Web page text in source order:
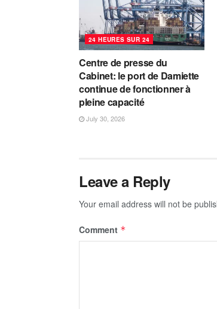
24 HEURES SUR 24
Centre de presse du
Cabinet: le port de Damiette
continue de fonctionner à
pleine capacité
July 30, 2026
Leave a Reply
Your email address will not be
Comment *